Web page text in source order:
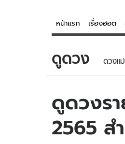
หน้าแรก เรื่องฮอต
ข่าว
ข่าวบันเทิง
ข่าวกีฬา
ข่าวเศรษฐกิจ
ดูดวง ดวงแ
ดูดวงร
2565 ส